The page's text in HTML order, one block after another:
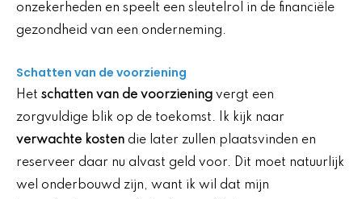
onzekerheden en speelt een sleutelrol in de financiële
gezondheid van een onderneming.
Schatten van de voorziening
Het schatten van de voorziening vergt een
zorgvuldige blik op de toekomst. Ik kijk naar
verwachte kosten die later zullen plaatsvinden en
reserveer daar nu alvast geld voor. Dit moet natuurlijk
wel onderbouwd zijn, want ik wil dat mijn